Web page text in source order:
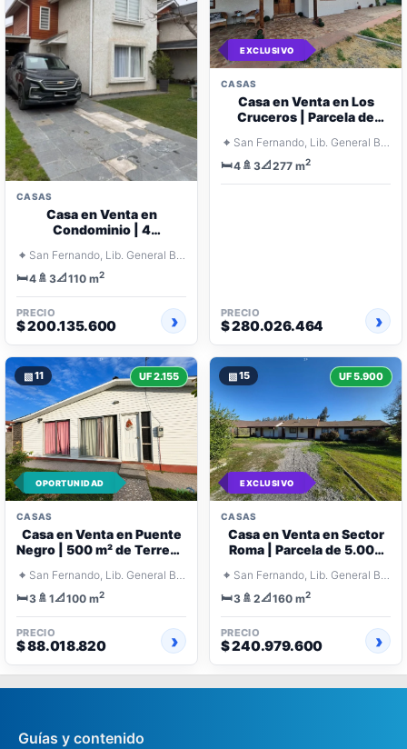
CASAS
Casa en Venta en
Condominio | 4
⌖ San Fernando, Lib. General Bernardo O'Higgins
🛏️4 🚿 3📐110 m2
PRECIO
$ 200.135.600
EXCLUSIVO
CASAS
Casa en Venta en Los
Cruceros | Parcela de
⌖ San Fernando, Lib. General Bernardo O'Higgins
🛏️4 🚿 3📐277 m2
PRECIO
$ 280.026.464
▧11 UF 2.155
OPORTUNIDAD
CASAS
Casa en Venta en Puente
Negro | 500 m² de Terreno
⌖ San Fernando, Lib. General Bernardo O'Higgins
🛏️3 🚿 1📐100 m2
PRECIO
$ 88.018.820
▧15 UF 5.900
EXCLUSIVO
CASAS
Casa en Venta en Sector
Roma | Parcela de 5.000
⌖ San Fernando, Lib. General Bernardo O'Higgins
🛏️3 🚿 2📐160 m2
PRECIO
$ 240.979.600
Guías y contenido